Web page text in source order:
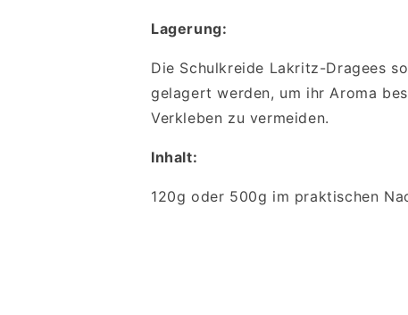
Lagerung:
Die Schulkreide Lakritz-Dragees
gelagert werden, um ihr Aroma
Verkleben zu vermeiden.
Inhalt:
120g oder 500g im praktischen